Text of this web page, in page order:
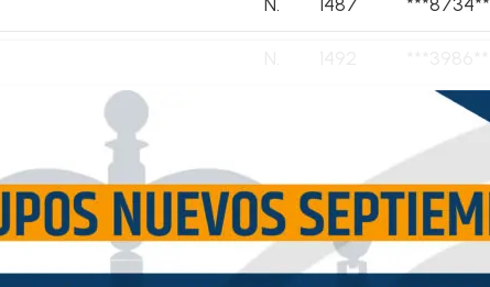
***0801**
N. 1576 ***8710**
N. 1603 ***2610**